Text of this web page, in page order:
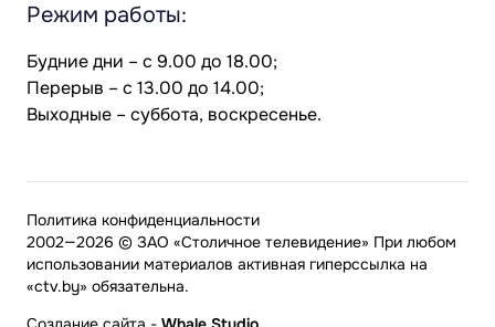
Режим работы:
Будние дни – с 9.00 до 18.00;
Перерыв – с 13.00 до 14.00;
Выходные – суббота, воскресенье.
2002—2026 © ЗАО «Столичное телевидение» При любом
использовании материалов активная гиперссылка на
«ctv.by» обязательна.
Политика конфиденциальности